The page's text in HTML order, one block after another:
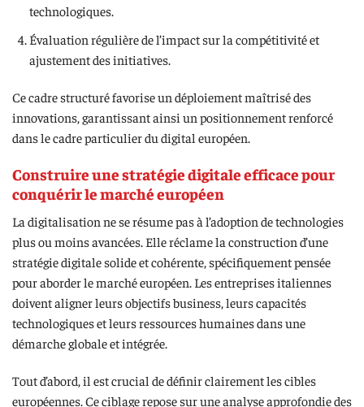
technologiques.
Évaluation régulière de l’impact sur la compétitivité et
ajustement des initiatives.
Ce cadre structuré favorise un déploiement maîtrisé des
innovations, garantissant ainsi un positionnement renforcé
dans le cadre particulier du digital européen.
Construire une stratégie digitale efficace pour
conquérir le marché européen
La digitalisation ne se résume pas à l’adoption de technologies
plus ou moins avancées. Elle réclame la construction d’une
stratégie digitale solide et cohérente, spécifiquement pensée
pour aborder le marché européen. Les entreprises italiennes
doivent aligner leurs objectifs business, leurs capacités
technologiques et leurs ressources humaines dans une
démarche globale et intégrée.
Tout d’abord, il est crucial de définir clairement les cibles
européennes. Ce ciblage repose sur une analyse approfondie des